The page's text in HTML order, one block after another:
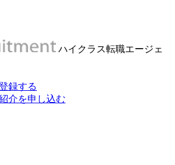
ハイクラス転職エージェ
録する
介を申し込む